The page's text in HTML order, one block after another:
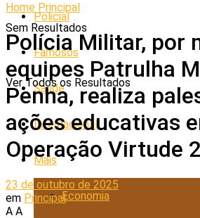
Policial
Famosos
Saúde
Internacional
Mais
Economia
Sem Resultados
Ver Todos os Resultados
Home Principal
Polícia Militar, por
equipes Patrulha
Penha, realiza
ações educativas
Operação Virtude
23 de outubro de 2025
em Principal
A A